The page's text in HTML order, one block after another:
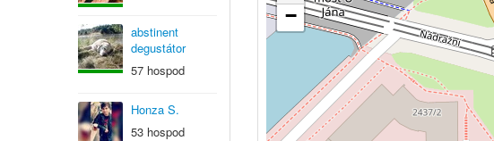
abstinent
degustátor
57 hospod
Honza S.
53 hospod
−